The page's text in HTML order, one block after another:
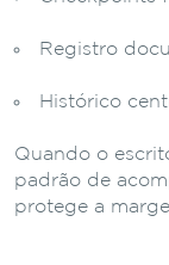
Registro
Histórico
Quando o
padrão de
protege a